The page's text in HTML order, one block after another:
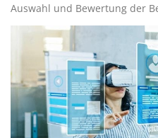
Auswahl und Bewertung der